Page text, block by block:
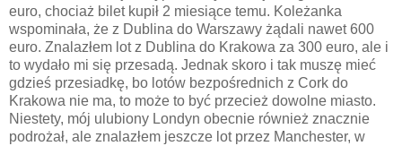
euro, chociaż bilet kupił 2 miesiące temu. Koleżanka
wspominała, że z Dublina do Warszawy żądali nawet 600
euro. Znalazłem lot z Dublina do Krakowa za 300 euro, ale i
to wydało mi się przesadą. Jednak skoro i tak muszę mieć
gdzieś przesiadkę, bo lotów bezpośrednich z Cork do
Krakowa nie ma, to może to być przecież dowolne miasto.
Niestety, mój ulubiony Londyn obecnie również znacznie
podrożał, ale znalazłem jeszcze lot przez Manchester, w